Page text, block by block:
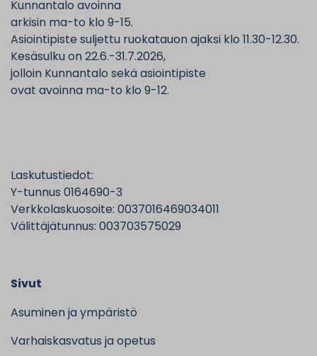
Kunnantalo avoinna
arkisin ma-to klo 9-15.
Asiointipiste suljettu ruokatauon ajaksi klo 11.30-12.30.
Kesäsulku on 22.6.-31.7.2026,
jolloin Kunnantalo sekä asiointipiste
ovat avoinna ma-to klo 9-12.
Laskutustiedot:
Y-tunnus 0164690-3
Verkkolaskuosoite: 0037016469034011
Välittäjätunnus: 003703575029
Sivut
Asuminen ja ympäristö
Varhaiskasvatus ja opetus